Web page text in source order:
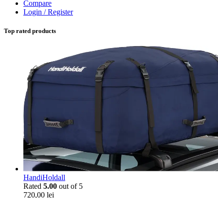
Compare
Login / Register
Top rated products
HandiHoldall
Rated 5.00 out of 5
720,00 lei